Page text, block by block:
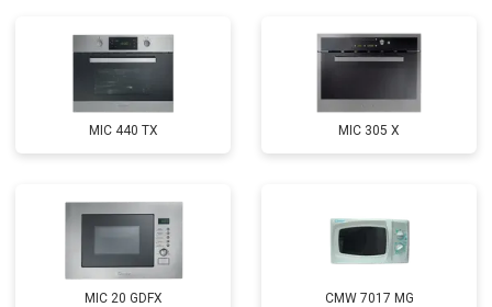
MIC 440 TX MIC 305 X
MIC 20 GDFX CMW 7017 MG